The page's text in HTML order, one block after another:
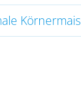
Körnermais